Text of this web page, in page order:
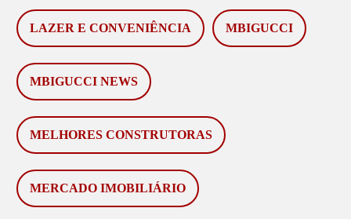
LAZER E CONVENIÊNCIA MBIGUCCI
MBIGUCCI NEWS
MELHORES CONSTRUTORAS
MERCADO IMOBILIÁRIO